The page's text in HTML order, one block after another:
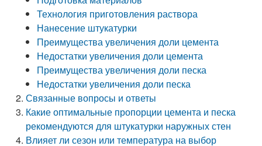
Технология приготовления раствора
Нанесение штукатурки
Преимущества увеличения доли цемента
Недостатки увеличения доли цемента
Преимущества увеличения доли песка
Недостатки увеличения доли песка
Связанные вопросы и ответы
Какие оптимальные пропорции цемента и песка
рекомендуются для штукатурки наружных стен
Влияет ли сезон или температура на выбор